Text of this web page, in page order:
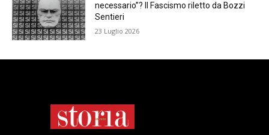
necessario”? Il Fascismo riletto da Bozzi
Sentieri
23 Luglio 2026